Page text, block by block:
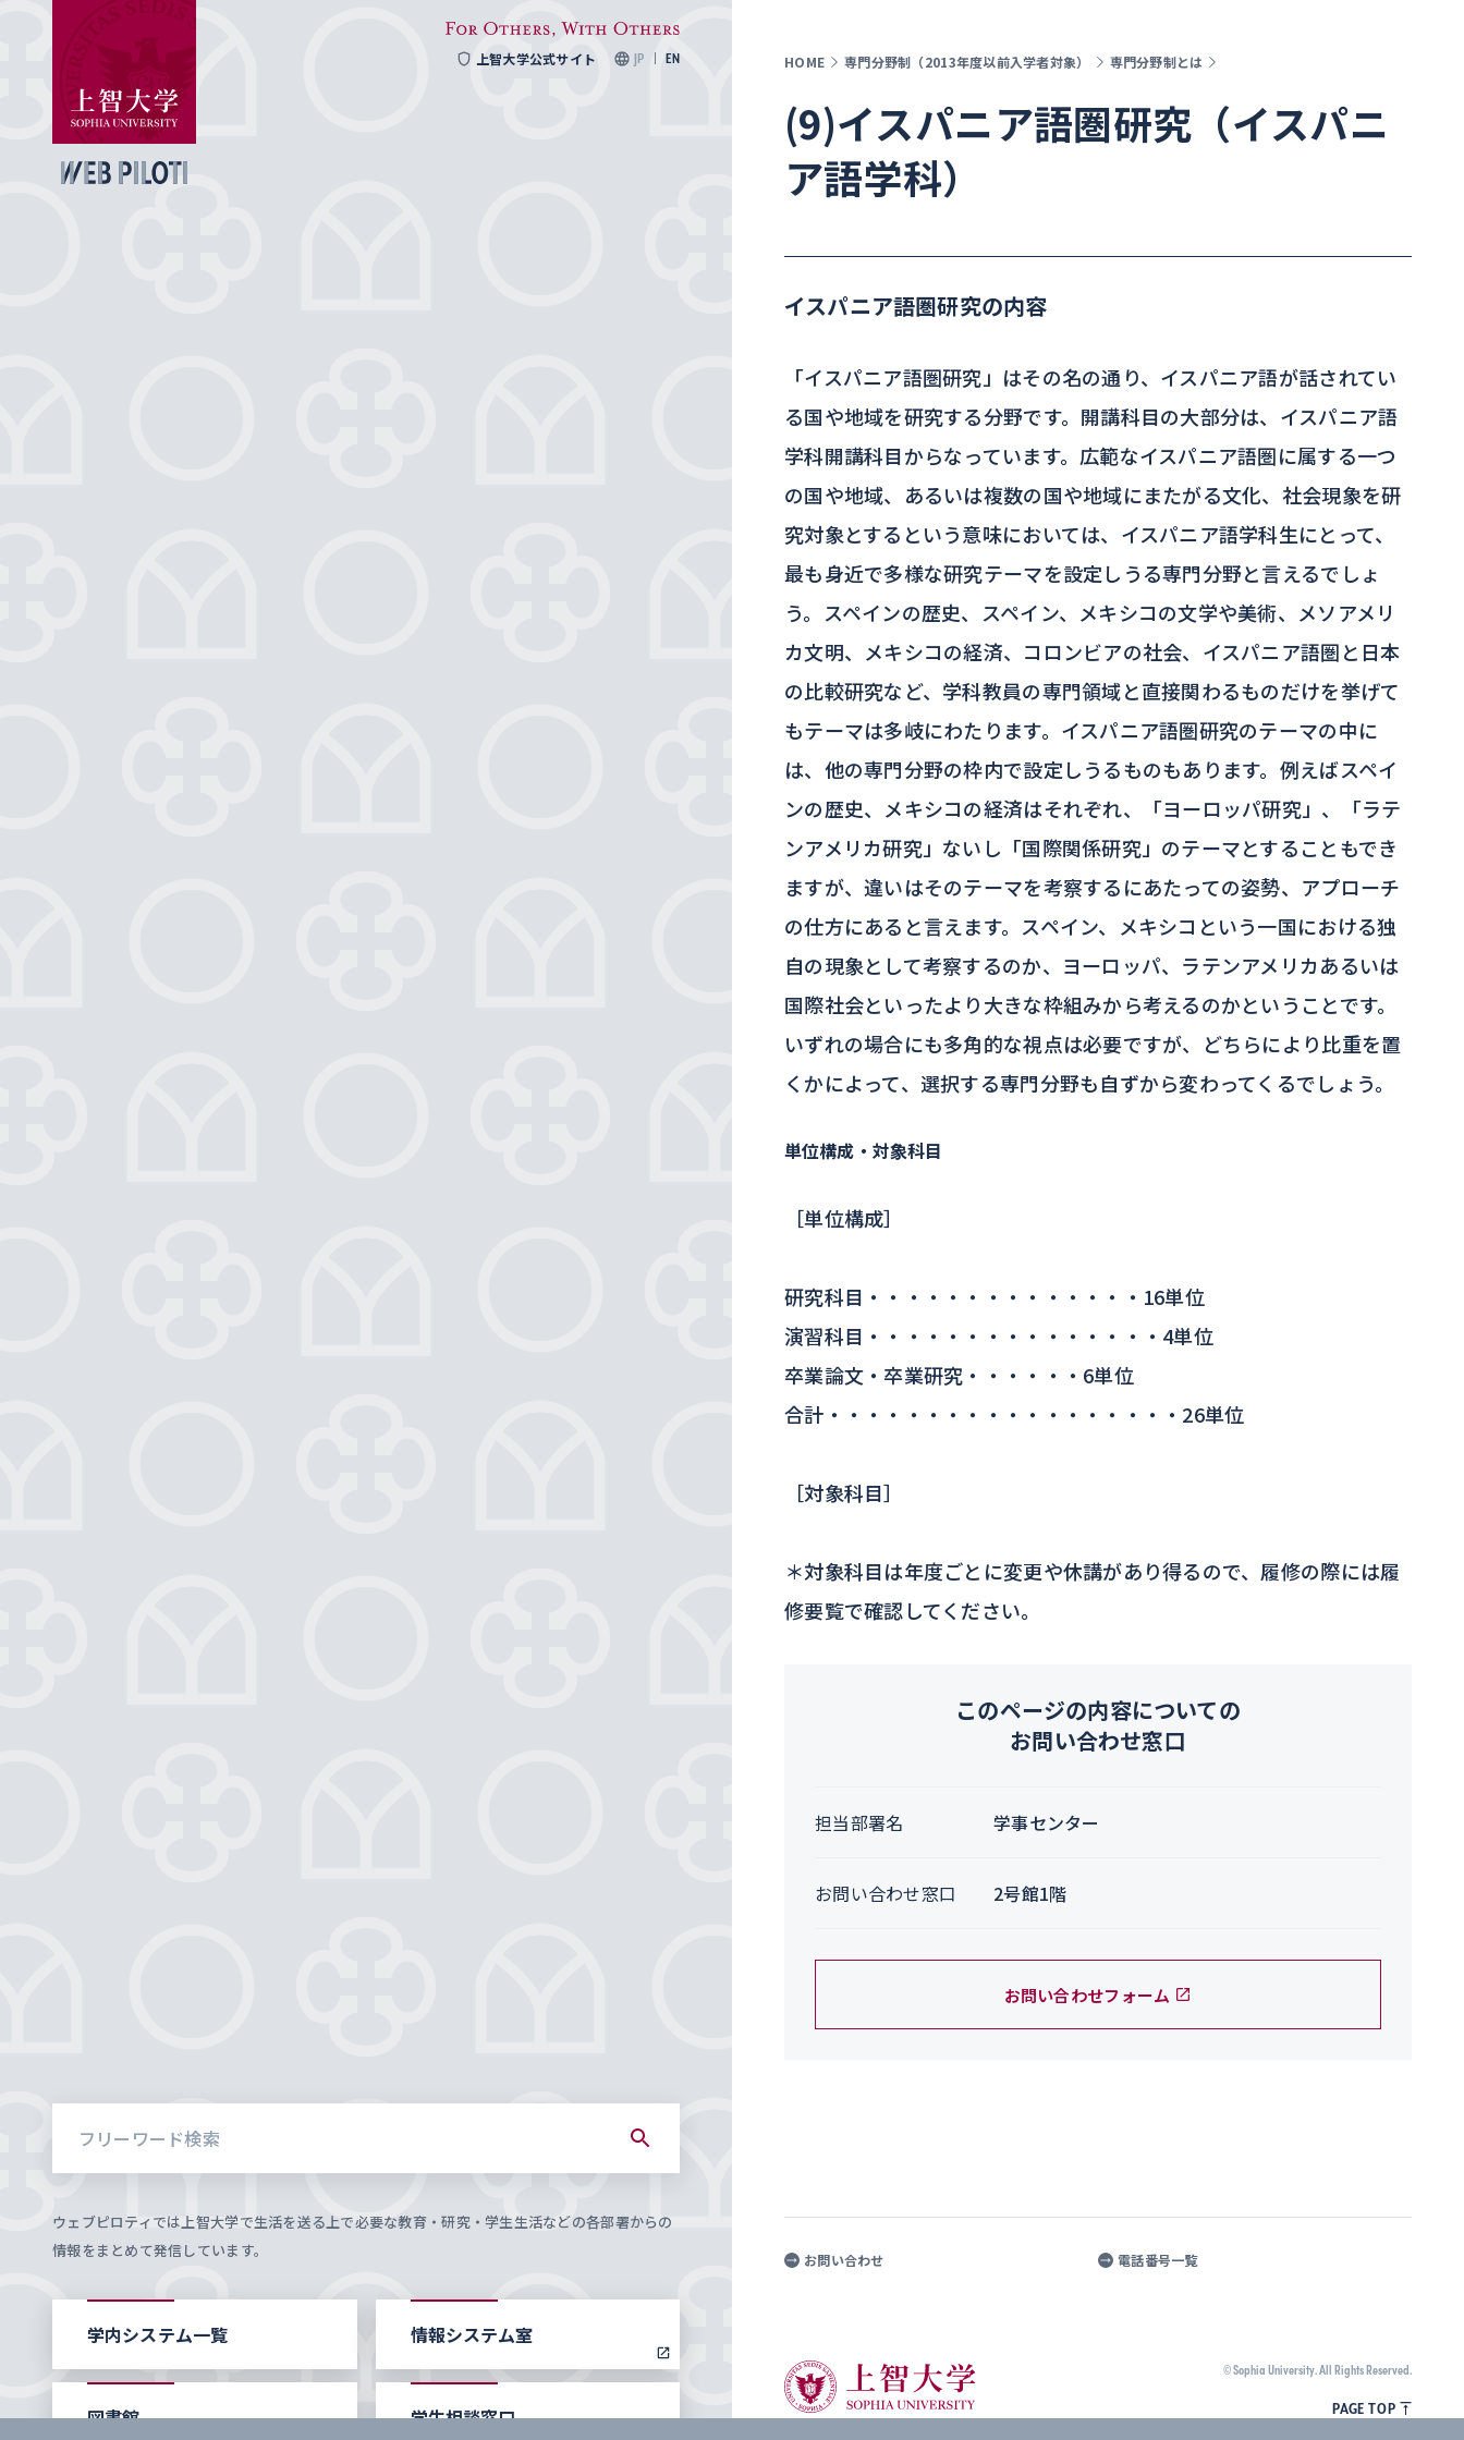
上智大学公式サイト JP EN HOME 専門分野制（2013年度以前入学者対象） 専門分野制とは
(9)イスパニア語圏研究（イスパニ
ア語学科）
イスパニア語圏研究の内容
「イスパニア語圏研究」はその名の通り、イスパニア語が話されてい
る国や地域を研究する分野です。開講科目の大部分は、イスパニア語
学科開講科目からなっています。広範なイスパニア語圏に属する一つ
の国や地域、あるいは複数の国や地域にまたがる文化、社会現象を研
究対象とするという意味においては、イスパニア語学科生にとって、
最も身近で多様な研究テーマを設定しうる専門分野と言えるでしょ
う。スペインの歴史、スペイン、メキシコの文学や美術、メソアメリ
カ文明、メキシコの経済、コロンビアの社会、イスパニア語圏と日本
の比較研究など、学科教員の専門領域と直接関わるものだけを挙げて
もテーマは多岐にわたります。イスパニア語圏研究のテーマの中に
は、他の専門分野の枠内で設定しうるものもあります。例えばスペイ
ンの歴史、メキシコの経済はそれぞれ、「ヨーロッパ研究」、「ラテ
ンアメリカ研究」ないし「国際関係研究」のテーマとすることもでき
ますが、違いはそのテーマを考察するにあたっての姿勢、アプローチ
の仕方にあると言えます。スペイン、メキシコという一国における独
自の現象として考察するのか、ヨーロッパ、ラテンアメリカあるいは
国際社会といったより大きな枠組みから考えるのかということです。
いずれの場合にも多角的な視点は必要ですが、どちらにより比重を置
くかによって、選択する専門分野も自ずから変わってくるでしょう。
単位構成・対象科目
［単位構成］
研究科目・・・・・・・・・・・・・・16単位
演習科目・・・・・・・・・・・・・・・4単位
卒業論文・卒業研究・・・・・・6単位
合計・・・・・・・・・・・・・・・・・・26単位
［対象科目］
＊対象科目は年度ごとに変更や休講があり得るので、履修の際には履
修要覧で確認してください。
このページの内容についての
お問い合わせ窓口
担当部署名 学事センター
お問い合わせ窓口 2号館1階
お問い合わせフォーム
ウェブピロティでは上智大学で生活を送る上で必要な教育・研究・学生生活などの各部署からの
情報をまとめて発信しています。
学内システム一覧 情報システム室
図書館 学生相談窓口
お問い合わせ 電話番号一覧
© Sophia University.All Rights Reserved.
PAGE TOP